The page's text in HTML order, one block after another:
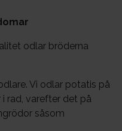
odlar bröderna
Vi odlar potatis på
rad, varefter det på
såsom